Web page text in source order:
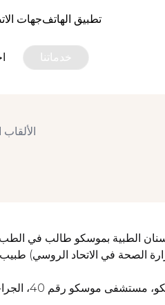
جهاتتطبيق الهاتف
خدماتنا
الألقاب
الطبية بموسكو طالب في
الصحة في الاتحاد الروسي)
أكاديمية طب